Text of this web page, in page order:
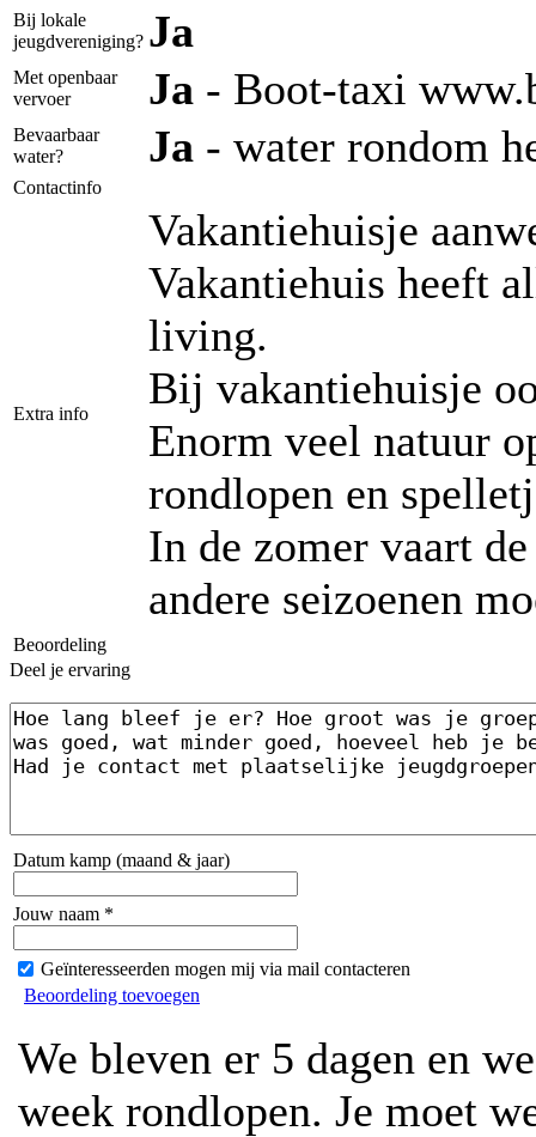
Bij lokale
jeugdvereniging? Ja
Met openbaar
vervoer
Ja - Boot-taxi
Bevaarbaar
water?
Ja - water rondom
Contactinfo
Extra info
Vakantiehuisje
Vakantiehuis heeft
living.
Bij vakantiehuisje
Enorm veel natuur
rondlopen en
In de zomer vaart
andere seizoenen
Beoordeling
Deel je ervaring
Datum kamp (maand & jaar)
Jouw naam *
Geïnteresseerden mogen mij via mail contacteren
Beoordeling toevoegen
We bleven er 5 dagen en
week rondlopen. Je moet